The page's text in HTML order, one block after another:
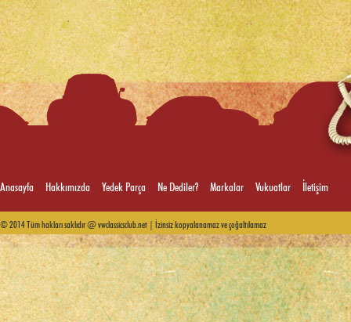
Anasayfa Hakkımızda Yedek Parça Ne Dediler? Markalar Vukuatlar İletişim
© 2014 Tüm hakları saklıdır @ vwclassicsclub.net | İzinsiz kopyalanamaz ve çoğaltılamaz